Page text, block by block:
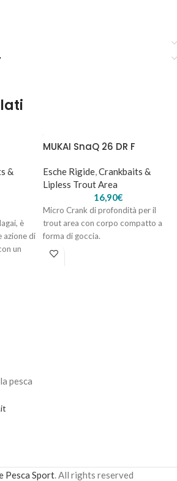
130 DYING – #458-Ghost Ayu
130 DYING – #457-Treadfin Shad
€
130 DYING – #521-Mat White
€ 2 disponibili
&
è
azione di
un
MUKAI SnaQ 26 DR F
Esche Rigide,Crankbaits &
Lipless Trout Area
16,90€
Micro Crank di profondità per il
trout area con corpo compatto a
forma di goccia.
pesca
Pesca Sport. All rights reserved